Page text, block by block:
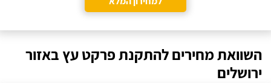
השוואת מחירים להתקנת פרקט עץ באזור
ירושלים